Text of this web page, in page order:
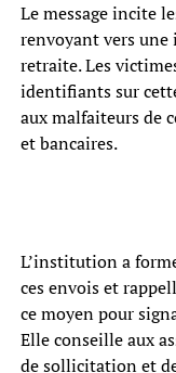
Le message incite
renvoyant vers une
retraite. Les
identifiants sur
aux malfaiteurs de
et bancaires.
L’institution a
ces envois et
ce moyen pour
Elle conseille aux
de sollicitation et